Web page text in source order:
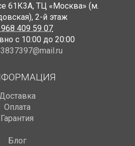
61К3А, ТЦ «Москва» (м.
, 2-й этаж
409 59 07
с 10:00 до 20:00
Оплата
Гарантия
Блог